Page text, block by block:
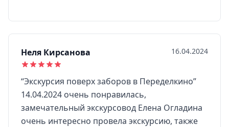
Неля Кирсанова 16.04.2024
“Экскурсия поверх заборов в Переделкино”
14.04.2024 очень понравилась,
замечательный экскурсовод Елена Огладина
очень интересно провела экскурсию, также